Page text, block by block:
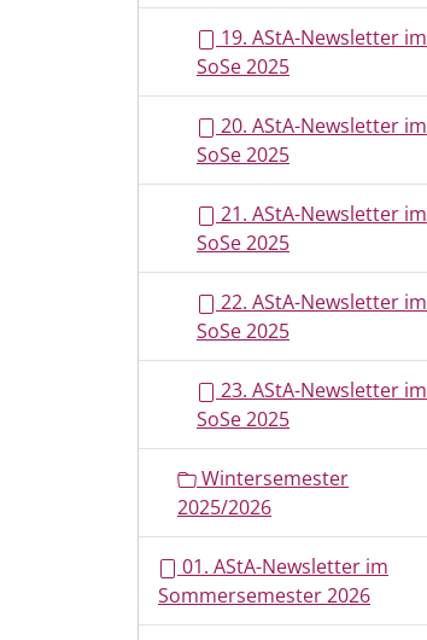
19. AStA-Newsletter im
SoSe 2025
20. AStA-Newsletter im
SoSe 2025
21. AStA-Newsletter im
SoSe 2025
22. AStA-Newsletter im
SoSe 2025
23. AStA-Newsletter im
SoSe 2025
Wintersemester
2025/2026
01. AStA-Newsletter im
Sommersemester 2026